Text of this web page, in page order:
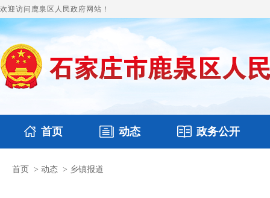
欢迎访问鹿泉区人民政府网站！
首页 动态
国务要闻
政务公开
本区文件
首页 > 动态 > 乡镇报道